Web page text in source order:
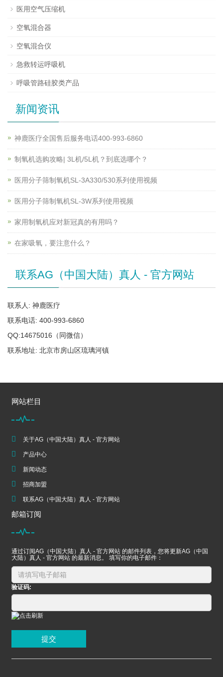
医用空气压缩机
空氧混合器
空氧混合仪
急救转运呼吸机
呼吸管路硅胶类产品
新闻资讯
神鹿医疗全国售后服务电话400-993-6860
制氧机选购攻略| 3L机/5L机？到底选哪个？
医用分子筛制氧机SL-3A330/530系列使用视频
医用分子筛制氧机SL-3W系列使用视频
家用制氧机应对新冠真的有用吗？
在家吸氧，要注意什么？
联系AG（中国大陆）真人 - 官方网站
联系人: 神鹿医疗
联系电话: 400-993-6860
QQ:14675016（同微信）
联系地址: 北京市房山区琉璃河镇
网站栏目
关于AG（中国大陆）真人 - 官方网站
产品中心
新闻动态
招商加盟
联系AG（中国大陆）真人 - 官方网站
邮箱订阅
通过订阅AG（中国大陆）真人 - 官方网站 的邮件列表，您将更新AG（中国
大陆）真人 - 官方网站 的最新消息。 填写你的电子邮件：
验证码:
提交